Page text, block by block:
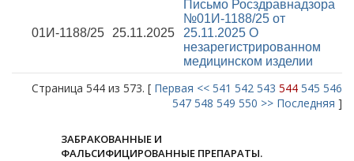
01И-1188/25 25.11.2025
Письмо Росздравнадзора
№01И-1188/25 от
25.11.2025 О
незарегистрированном
медицинском изделии
Страница 544 из 573. [ Первая << 541 542 543 544 545 546
547 548 549 550 >> Последняя ]
ЗАБРАКОВАННЫЕ И
ФАЛЬСИФИЦИРОВАННЫЕ ПРЕПАРАТЫ.